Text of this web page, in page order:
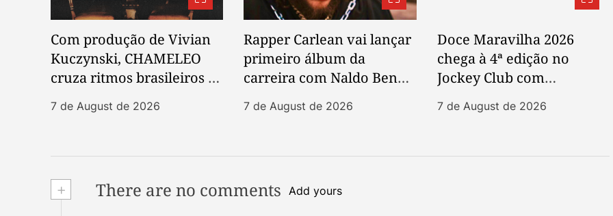
Com produção de Vivian
Kuczynski, CHAMELEO
cruza ritmos brasileiros e
post-punk em novo EP
7 de August de 2026
Rapper Carlean vai lançar
primeiro álbum da
carreira com Naldo Benny
e Papatinho
7 de August de 2026
Doce Maravilha 2026
chega à 4ª edição no
Jockey Club com
cenografia de acervo vivo
e marcas 100% brasileiras
7 de August de 2026
+ There are no comments Add yours